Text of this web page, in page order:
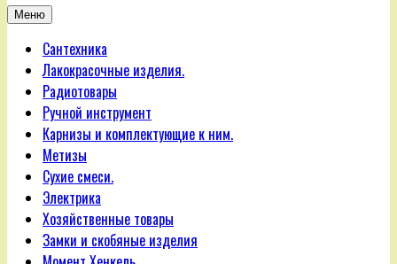
Меню
Сантехника
Лакокрасочные изделия.
Радиотовары
Ручной инструмент
Карнизы и комплектующие к ним.
Метизы
Сухие смеси.
Электрика
Хозяйственные товары
Замки и скобяные изделия